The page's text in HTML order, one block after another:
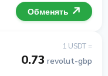
Обменять
1 USDT =
0.73 revolut-gbp